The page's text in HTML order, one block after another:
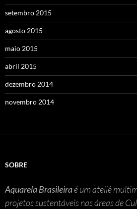
setembro 2015
agosto 2015
maio 2015
abril 2015
dezembro 2014
novembro 2014
SOBRE
Aquarela Brasileiraé um ateliê
projetos sustentáveis nas áreas de